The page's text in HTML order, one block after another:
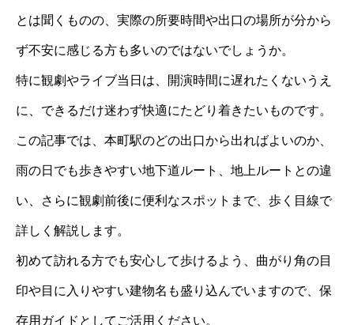
とは聞くものの、実際の所要時間や出口の場所が分から
ず不安に感じる方も多いのではないでしょうか。
特に観劇やライブ当日は、開演時間に遅れたくないうえ
に、できるだけ迷わず快適にたどり着きたいものです。
この記事では、本町駅のどの出口から出ればよいのか、
雨の日でも歩きやすい地下道ルート、地上ルートとの違
い、さらに観劇前後に便利なスポットまで、歩く目線で
詳しく解説します。
初めて訪れる方でも安心して歩けるよう、曲がり角の目
印や目に入りやすい建物名も盛り込んでいますので、保
存用ガイドとしてご活用ください。